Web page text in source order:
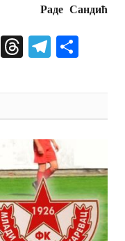
Раде Сандић
X Threads